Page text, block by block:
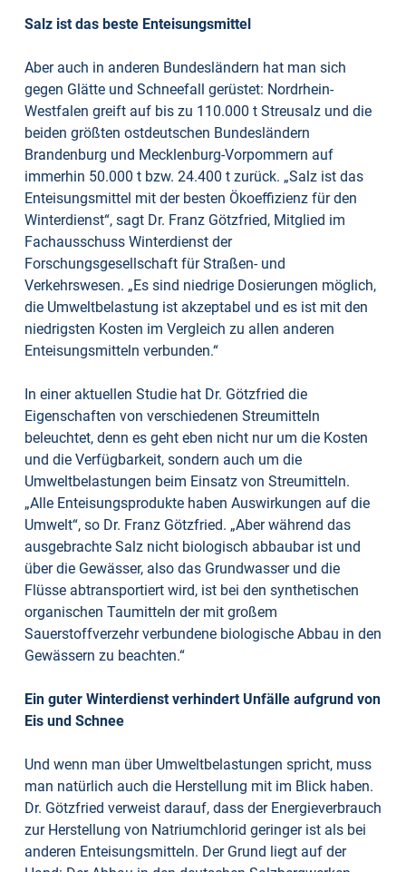
Salz ist das beste Enteisungsmittel
Aber auch in anderen Bundesländern hat man sich
gegen Glätte und Schneefall gerüstet: Nordrhein-
Westfalen greift auf bis zu 110.000 t Streusalz und die
beiden größten ostdeutschen Bundesländern
Brandenburg und Mecklenburg-Vorpommern auf
immerhin 50.000 t bzw. 24.400 t zurück. „Salz ist das
Enteisungsmittel mit der besten Ökoeffizienz für den
Winterdienst“, sagt Dr. Franz Götzfried, Mitglied im
Fachausschuss Winterdienst der
Forschungsgesellschaft für Straßen- und
Verkehrswesen. „Es sind niedrige Dosierungen möglich,
die Umweltbelastung ist akzeptabel und es ist mit den
niedrigsten Kosten im Vergleich zu allen anderen
Enteisungsmitteln verbunden.“
In einer aktuellen Studie hat Dr. Götzfried die
Eigenschaften von verschiedenen Streumitteln
beleuchtet, denn es geht eben nicht nur um die Kosten
und die Verfügbarkeit, sondern auch um die
Umweltbelastungen beim Einsatz von Streumitteln.
„Alle Enteisungsprodukte haben Auswirkungen auf die
Umwelt“, so Dr. Franz Götzfried. „Aber während das
ausgebrachte Salz nicht biologisch abbaubar ist und
über die Gewässer, also das Grundwasser und die
Flüsse abtransportiert wird, ist bei den synthetischen
organischen Taumitteln der mit großem
Sauerstoffverzehr verbundene biologische Abbau in den
Gewässern zu beachten.“
Ein guter Winterdienst verhindert Unfälle aufgrund von
Eis und Schnee
Und wenn man über Umweltbelastungen spricht, muss
man natürlich auch die Herstellung mit im Blick haben.
Dr. Götzfried verweist darauf, dass der Energieverbrauch
zur Herstellung von Natriumchlorid geringer ist als bei
anderen Enteisungsmitteln. Der Grund liegt auf der